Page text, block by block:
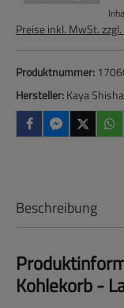
Preise inkl. MwSt.
Produktnummer:
Hersteller:Kaya Shisha
Beschreibung
Kohlekorb -